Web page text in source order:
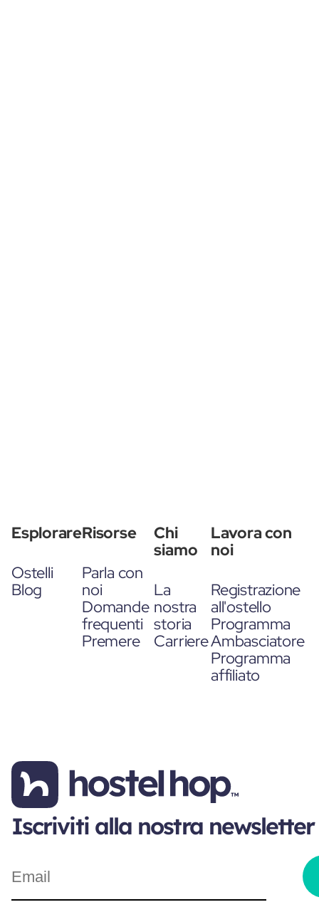
Esplorare
Ostelli
Blog
Risorse
Parla con
noi
Domande
frequenti
Premere
Chi
siamo
La
nostra
storia
Carriere
Lavora con
noi
Registrazione
all'ostello
Programma
Ambasciatore
Programma
affiliato
Iscriviti alla nostra newsletter